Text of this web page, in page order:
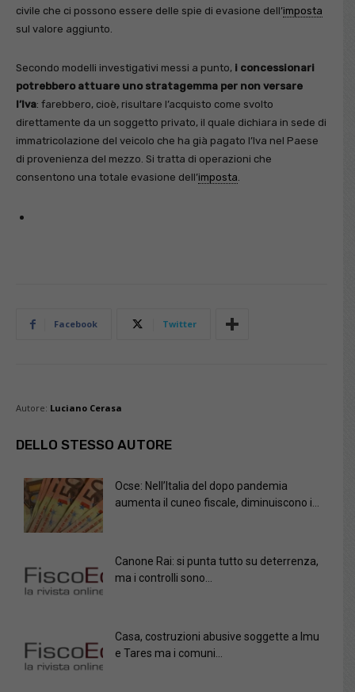
civile che ci possono essere delle spie di evasione dell’imposta
sul valore aggiunto.
Secondo modelli investigativi messi a punto, i concessionari
potrebbero attuare uno stratagemma per non versare
l’Iva: farebbero, cioè, risultare l’acquisto come svolto
direttamente da un soggetto privato, il quale dichiara in sede di
immatricolazione del veicolo che ha già pagato l’Iva nel Paese
di provenienza del mezzo. Si tratta di operazioni che
consentono una totale evasione dell’imposta.
Facebook Twitter
Autore: Luciano Cerasa
DELLO STESSO AUTORE
Ocse: Nell’Italia del dopo pandemia
aumenta il cuneo fiscale, diminuiscono i...
Canone Rai: si punta tutto su deterrenza,
ma i controlli sono...
Casa, costruzioni abusive soggette a Imu
e Tares ma i comuni...